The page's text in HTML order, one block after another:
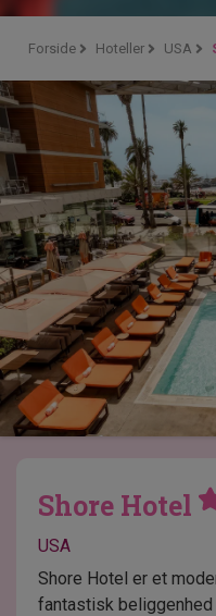
Forside Hoteller USA
Shore Hotel
USA
Shore Hotel er et
fantastisk beliggenhed